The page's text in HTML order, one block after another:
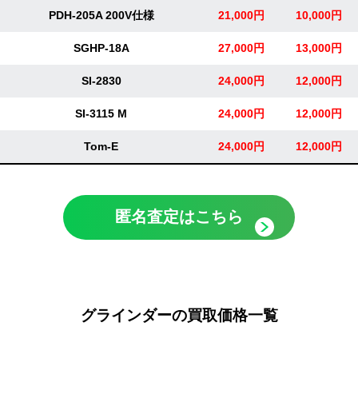
PDH-205A 200V仕様 21,000円 10,000円
SGHP-18A 27,000円 13,000円
SI-2830 24,000円 12,000円
SI-3115 M 24,000円 12,000円
Tom-E 24,000円 12,000円
匿名査定はこちら
グラインダーの買取価格一覧